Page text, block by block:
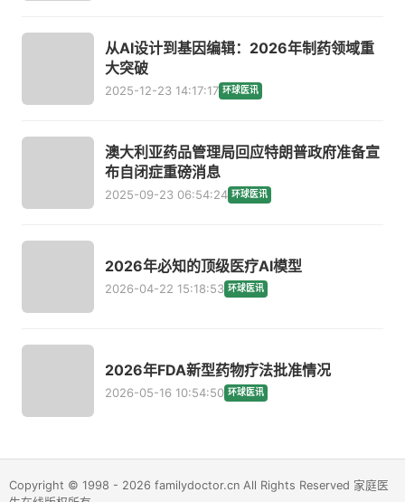
从AI设计到基因编辑：2026年制药领域重
大突破
2025-12-23 14:17:17 环球医讯
澳大利亚药品管理局回应特朗普政府准备宣
布自闭症重磅消息
2025-09-23 06:54:24 环球医讯
2026年必知的顶级医疗AI模型
2026-04-22 15:18:53 环球医讯
2026年FDA新型药物疗法批准情况
2026-05-16 10:54:50 环球医讯
Copyright © 1998 - 2026 familydoctor.cn All Rights Reserved 家庭医